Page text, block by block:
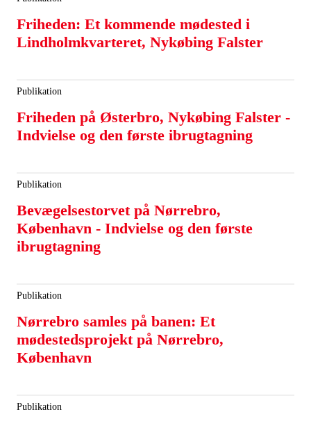
Friheden: Et kommende mødested i
Lindholmkvarteret, Nykøbing Falster
Publikation
Friheden på Østerbro, Nykøbing Falster -
Indvielse og den første ibrugtagning
Publikation
Bevægelsestorvet på Nørrebro,
København - Indvielse og den første
ibrugtagning
Publikation
Nørrebro samles på banen: Et
mødestedsprojekt på Nørrebro,
København
Publikation